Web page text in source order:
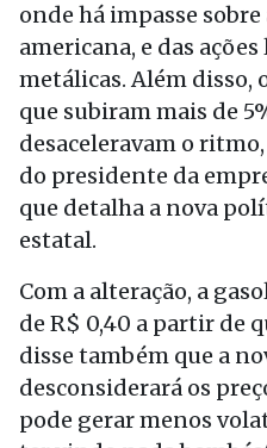
onde há impasse
americana, e das
metálicas. Além disso,
que subiram mais de
desaceleravam o
do presidente da
que detalha a nova
estatal.
Com a alteração, a
de R$ 0,40 a partir de
disse também que a
desconsiderará os
pode gerar menos